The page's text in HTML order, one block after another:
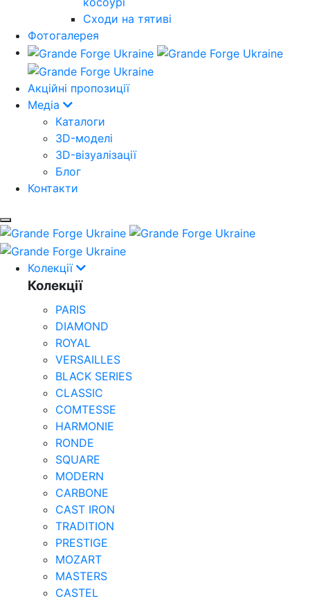
Cходи на тятиві
Фотогалерея
Акційні пропозиції
Медіа
Каталоги
3D-моделі
3D-візуалізації
Блог
Контакти
Колекції
Колекції
PARIS
DIAMOND
ROYAL
VERSAILLES
BLACK SERIES
CLASSIC
COMTESSE
HARMONIE
RONDE
SQUARE
MODERN
CARBONE
CAST IRON
TRADITION
PRESTIGE
MOZART
MASTERS
CASTEL